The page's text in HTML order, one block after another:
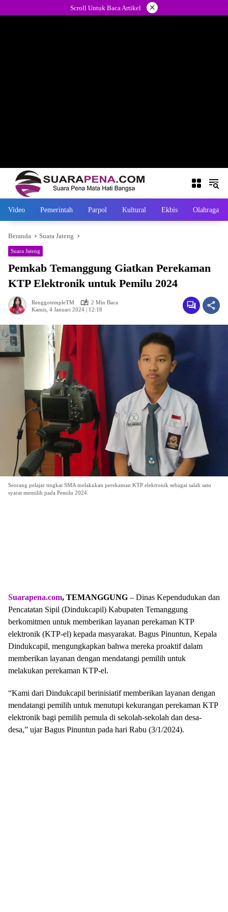
ke
Scroll Untuk Baca Artikel ×
Video Pemerintah Parpol Kultural Ekbis Olahraga
Beranda Suara Jateng
Suara Jateng
Pemkab Temanggung Giatkan Perekaman
KTP Elektronik untuk Pemilu 2024
RenggotempleTM
2 Min Baca
Kamis, 4 Januari 2024 | 12:18
Seorang pelajar tingkat SMA melakukan perekaman KTP elektronik sebagai salah satu
syarat memilih pada Pemilu 2024.
Suarapena.com, TEMANGGUNG – Dinas Kependudukan dan
Pencatatan Sipil (Dindukcapil) Kabupaten Temanggung
berkomitmen untuk memberikan layanan perekaman KTP
elektronik (KTP-el) kepada masyarakat. Bagus Pinuntun, Kepala
Dindukcapil, mengungkapkan bahwa mereka proaktif dalam
memberikan layanan dengan mendatangi pemilih untuk
melakukan perekaman KTP-el.
“Kami dari Dindukcapil berinisiatif memberikan layanan dengan
mendatangi pemilih untuk menutupi kekurangan perekaman KTP
elektronik bagi pemilih pemula di sekolah-sekolah dan desa-
desa,” ujar Bagus Pinuntun pada hari Rabu (3/1/2024).